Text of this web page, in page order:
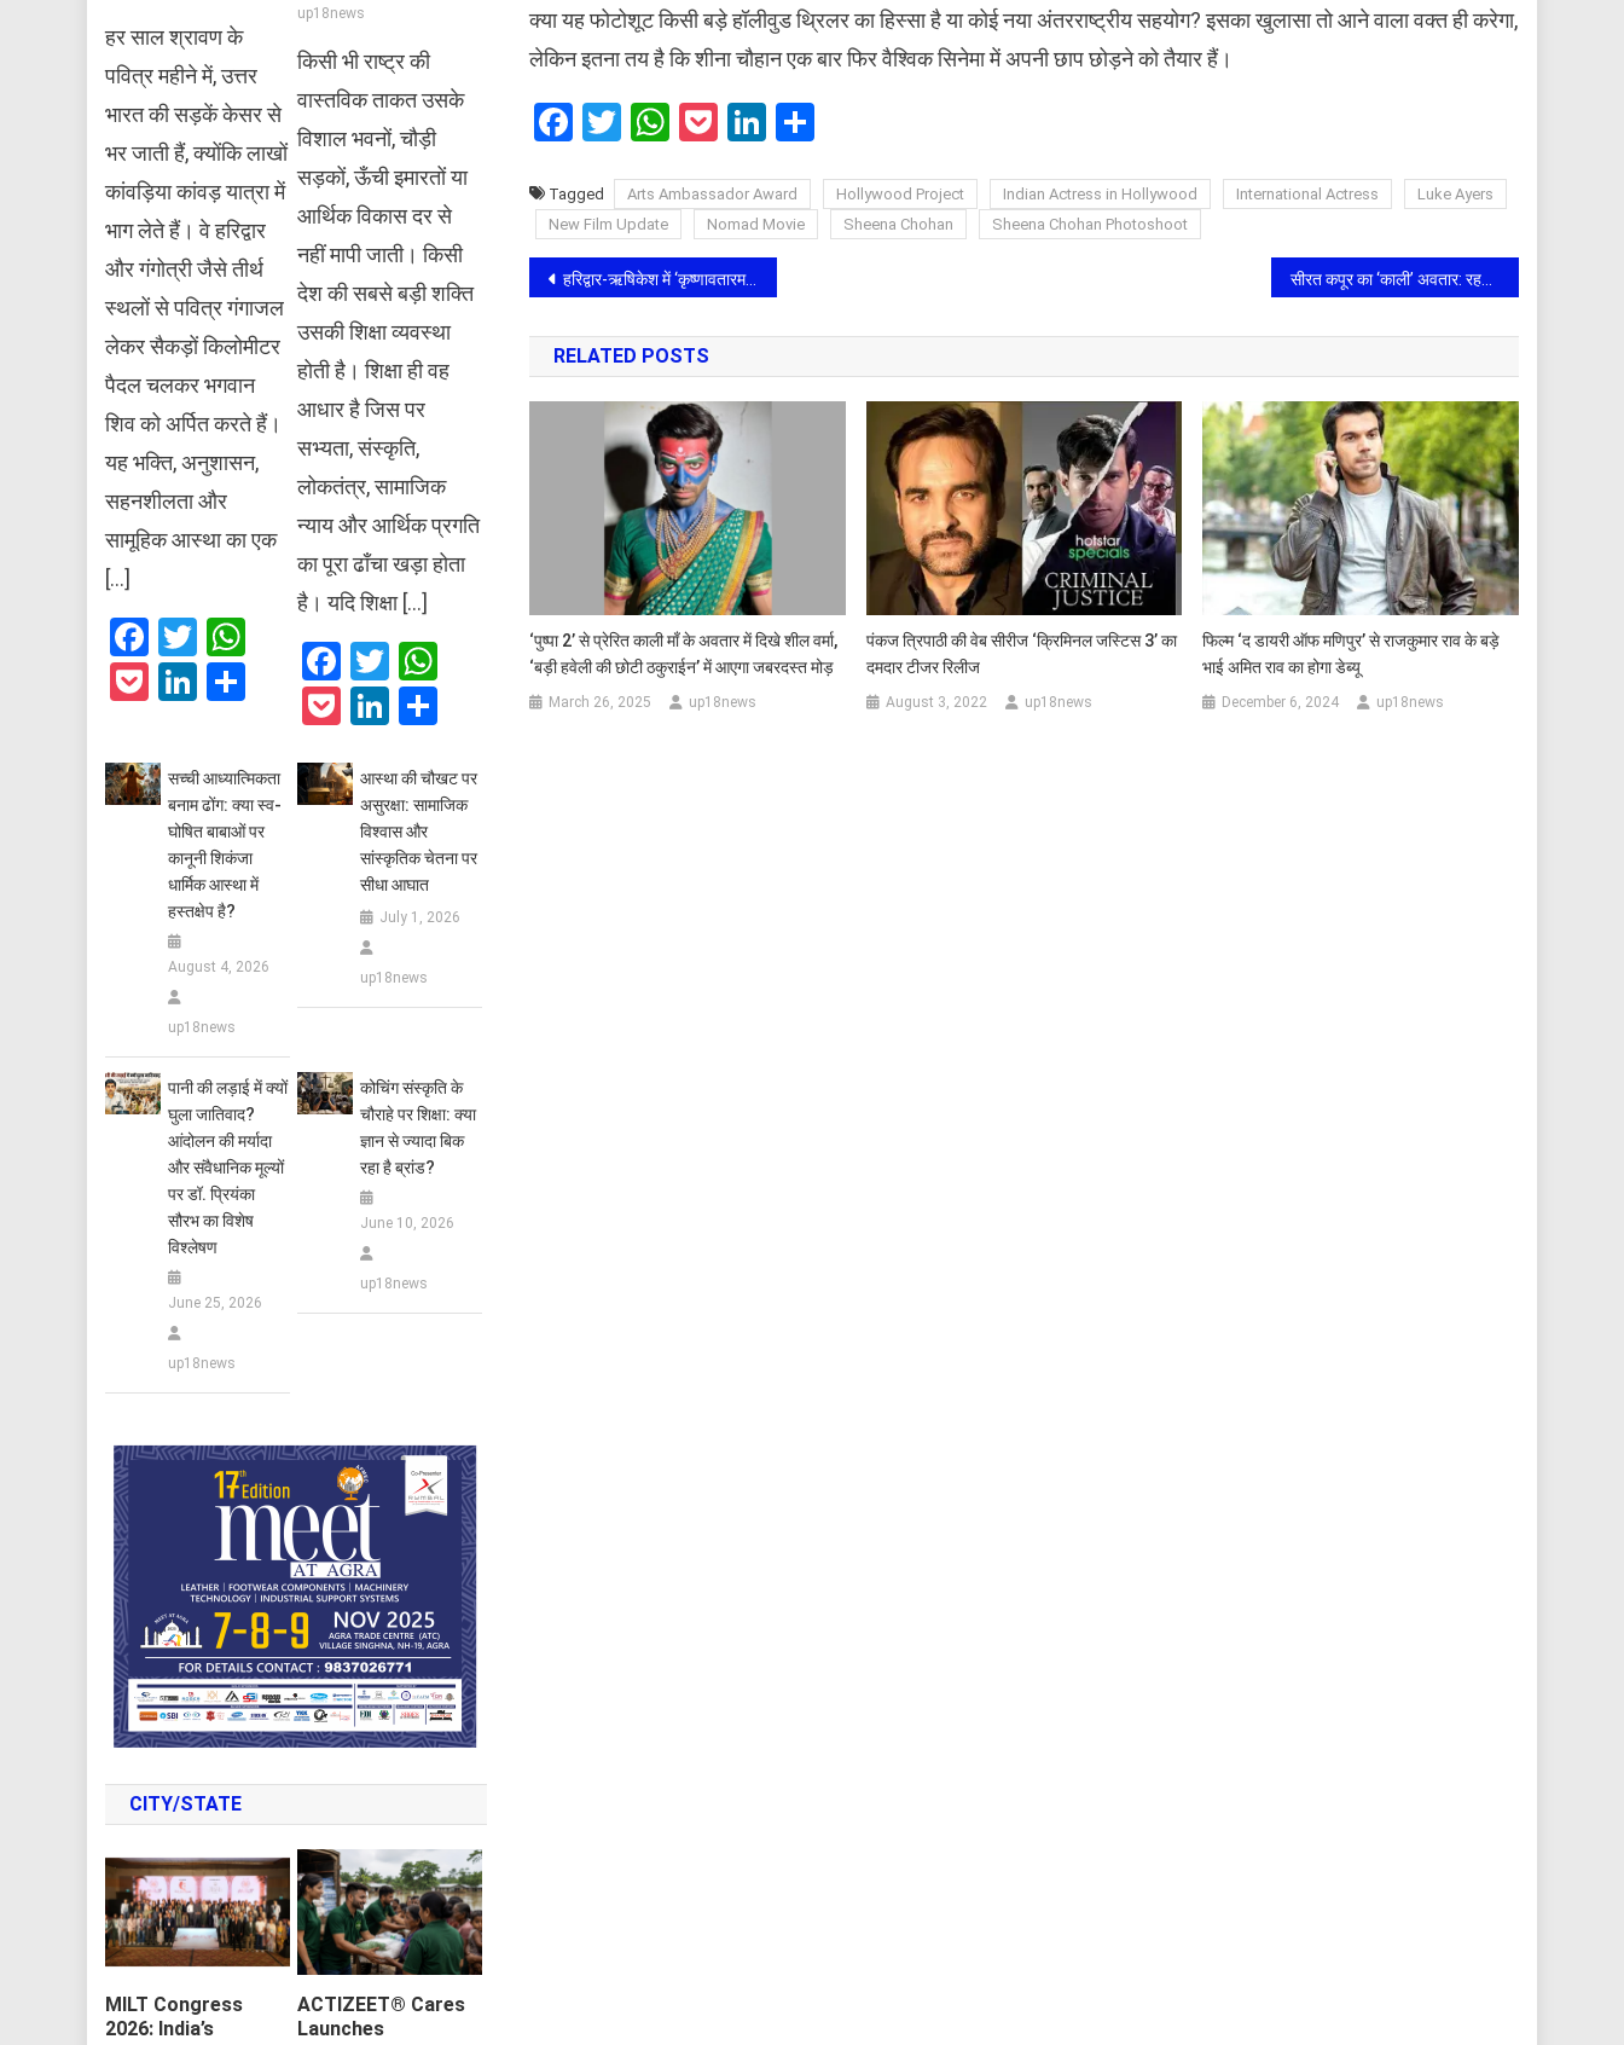
​क्या यह फोटोशूट किसी बड़े हॉलीवुड थ्रिलर का हिस्सा है या कोई नया अंतरराष्ट्रीय सहयोग? इसका खुलासा तो आने वाला वक्त ही करेगा,
लेकिन इतना तय है कि शीना चौहान एक बार फिर वैश्विक सिनेमा में अपनी छाप छोड़ने को तैयार हैं।
Facebook
Twitter
WhatsApp
PocketLinkedIn
Tagged Arts Ambassador Award Hollywood Project Indian Actress in Hollywood International Actress
Luke Ayers
New Film Update
Nomad Movie Sheena Chohan Sheena Chohan Photoshoot
Post
navigation
हरिद्वार-ऋषिकेश में ‘कृष्णावतारम’ की टीम: बाबा रामदेव और स्वामी अवधेशानंद से मिला फिल्म को आशीर्वाद
RELATED POSTS
‘पुष्पा 2’ से प्रेरित काली माँ के अवतार में दिखे शील वर्मा,
‘बड़ी हवेली की छोटी ठकुराईन’ में आएगा जबरदस्त मोड़
March 26, 2025 up18news
पंकज त्रिपाठी की वेब सीरीज ‘क्रिमिनल जस्टिस 3’ का
दमदार टीजर रिलीज
August 3, 2022 up18news
फिल्म ‘द डायरी ऑफ मणिपुर’ से राजकुमार राव के बड़े
भाई अमित राव का होगा डेब्यू
December 6, 2024 up18news
हर साल श्रावण के
पवित्र महीने में, उत्तर
भारत की सड़कें केसर से
भर जाती हैं, क्योंकि लाखों
कांवड़िया कांवड़ यात्रा में
भाग लेते हैं। वे हरिद्वार
और गंगोत्री जैसे तीर्थ
स्थलों से पवित्र गंगाजल
लेकर सैकड़ों किलोमीटर
पैदल चलकर भगवान
शिव को अर्पित करते हैं।
यह भक्ति, अनुशासन,
सहनशीलता और
सामूहिक आस्था का एक
[…]
Facebook
TwitterWhatsApp
PocketLinkedIn
Share
up18news
किसी भी राष्ट्र की
वास्तविक ताकत उसके
विशाल भवनों, चौड़ी
सड़कों, ऊँची इमारतों या
आर्थिक विकास दर से
नहीं मापी जाती। किसी
देश की सबसे बड़ी शक्ति
उसकी शिक्षा व्यवस्था
होती है। शिक्षा ही वह
आधार है जिस पर
सभ्यता, संस्कृति,
लोकतंत्र, सामाजिक
न्याय और आर्थिक प्रगति
का पूरा ढाँचा खड़ा होता
है। यदि शिक्षा […]
Facebook
TwitterWhatsApp
PocketLinkedIn
Share
सच्ची आध्यात्मिकता
बनाम ढोंग: क्या स्व-
घोषित बाबाओं पर
कानूनी शिकंजा
धार्मिक आस्था में
हस्तक्षेप है?
August 4, 2026
up18news
आस्था की चौखट पर
असुरक्षा: सामाजिक
विश्वास और
सांस्कृतिक चेतना पर
सीधा आघात
July 1, 2026
up18news
पानी की लड़ाई में क्यों
घुला जातिवाद?
आंदोलन की मर्यादा
और संवैधानिक मूल्यों
पर डॉ. प्रियंका
सौरभ का विशेष
विश्लेषण
June 25, 2026
up18news
कोचिंग संस्कृति के
चौराहे पर शिक्षा: क्या
ज्ञान से ज्यादा बिक
रहा है ब्रांड?
June 10, 2026
up18news
CITY/STATE
MILT Congress
2026: India’s
ACTIZEET® Cares
Launches